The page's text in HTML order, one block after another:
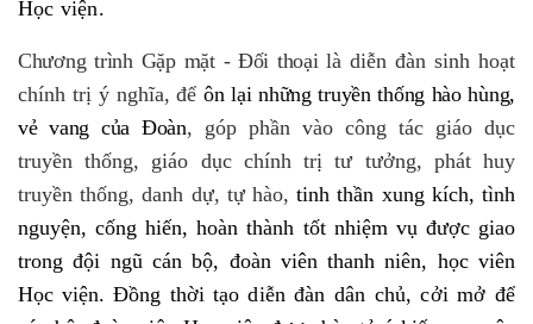
Học viện.
Chương trình Gặp mặt - Đối thoại làdiễn đàn sinh hoạt
chính trị ý nghĩa, đểôn lại những truyền thống hào hùng,
vẻ vang của Đoàn, góp phần vào công tác giáo dục
truyền thống, giáo dục chính trị tư tưởng, phát huy
truyền thống, danh dự, tự hào,tinh thần xung kích, tình
nguyện, cống hiến, hoàn thành tốt nhiệm vụ được giao
trong đội ngũ cán bộ, đoàn viên thanh niên, học viên
Học viện. Đồng thời tạo diễn đàn dân chủ, cởi mở để